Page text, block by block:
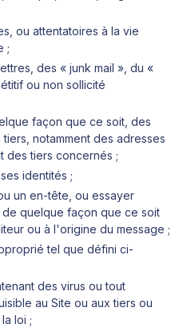
ou attentatoires à la vie
;
des « junk mail », du «
ou non sollicité
façon que ce soit, des
notamment des adresses
des tiers concernés ;
identités ;
un en-tête, ou essayer
quelque façon que ce soit
ou à l'origine du message ;
tel que défini ci-
des virus ou tout
au Site ou aux tiers ou
loi ;